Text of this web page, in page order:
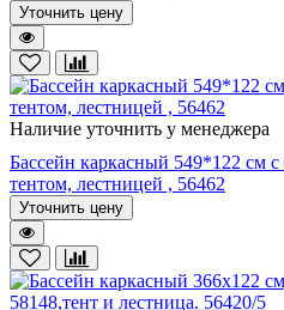
Уточнить цену
Наличие уточнить у менеджера
Бассейн каркасный 549*122 см
тентом, лестницей , 56462
Уточнить цену